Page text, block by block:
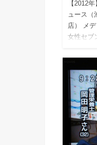
【2012
ュース（
店） メ
女性セ